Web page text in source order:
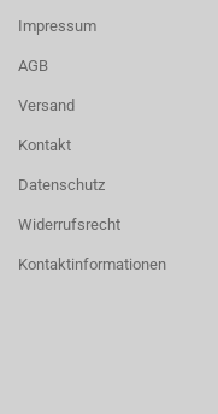
Impressum
AGB
Versand
Kontakt
Datenschutz
Widerrufsrecht
Kontaktinformationen